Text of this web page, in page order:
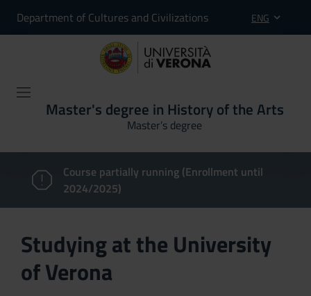
Department of Cultures and Civilizations ENG
Master's degree in History of the Arts
Master’s degree
Course partially running (Enrollment until
2024/2025)
Studying at the University
of Verona